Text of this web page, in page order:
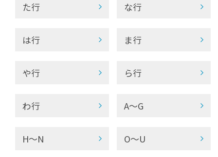
た行 な行
は行 ま行
や行 ら行
わ行 A～G
H～N O～U